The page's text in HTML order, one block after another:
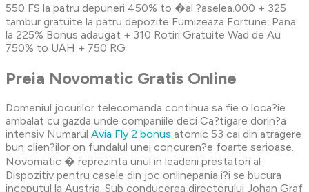
550 FS la patru depuneri 450% to �al ?aselea.000 + 325
tambur gratuite la patru depozite Furnizeaza Fortune: Pana
la 225% Bonus adaugat + 310 Rotiri Gratuite Wad de Au
750% to UAH + 750 RG
Preia Novomatic Gratis Online
Domeniul jocurilor telecomanda continua sa fie o loca?ie
ambalat cu gazda unde companiile deci Ca?tigare dorin?a
intensiv Numarul Avia Fly 2 bonus atomic 53 cai din atragere
bun clien?ilor on fundalul unei concuren?e foarte serioase.
Novomatic � reprezinta unul in leaderii prestatori al
Dispozitiv pentru casele din joc onlinepania i?i se bucura
inceputul la Austria. Sub conducerea directorului Johan Graf